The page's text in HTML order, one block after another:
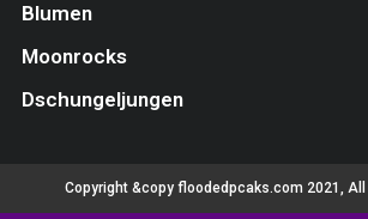
Blumen
Moonrocks
Dschungeljungen
Copyright &copy floodedpcaks.com 2021,